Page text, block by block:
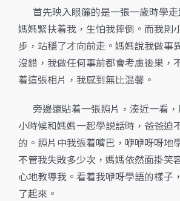
首先映入眼簾的是一張一歲時學走
媽媽緊扶着我，生怕我摔倒。而我則
步，站穩了才向前走。媽媽說我做事
沒錯，我做任何事前都會考慮後果，
着這張相片，我感到無比温馨。
旁邊還貼着一張照片，湊近一看，
小時候和媽媽一起學説話時，爸爸迫
的。照片中我張着嘴巴，咿咿呀呀地
不管我失敗多少次，媽媽依然面掛笑
心地教導我。看着我咿呀學語的樣子
了起來。